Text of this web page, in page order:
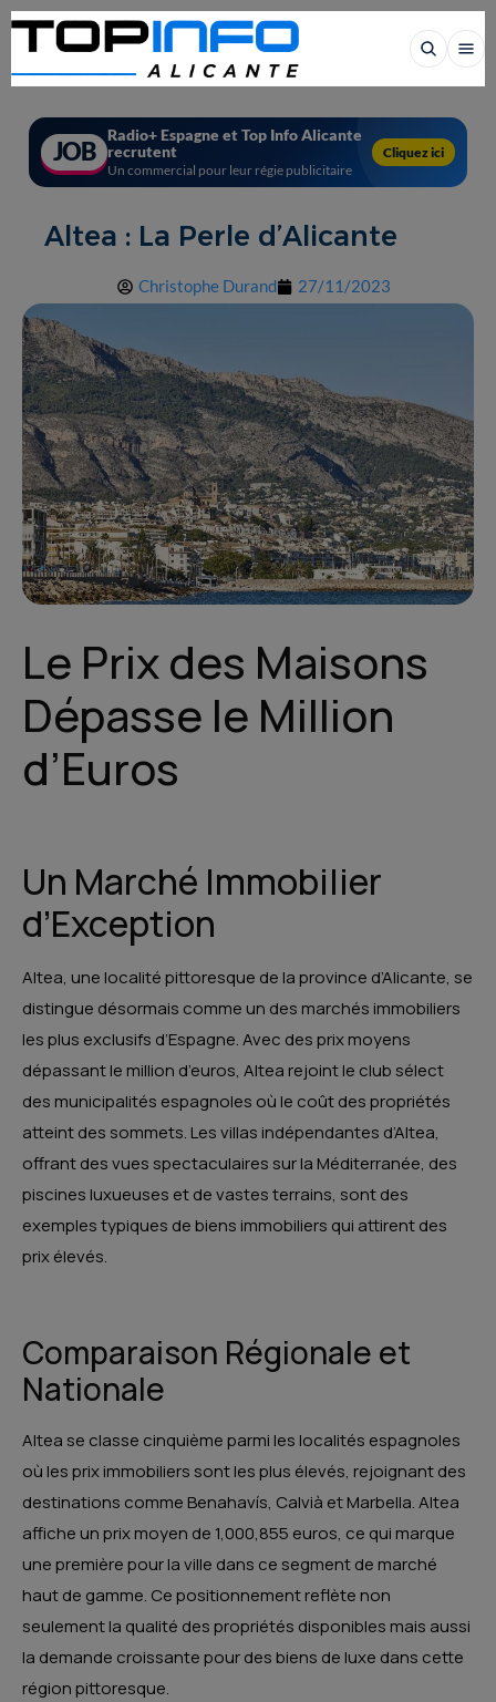
JOB
Radio+ Espagne et Top Info Alicante
recrutent
Un commercial pour leur régie publicitaire
Cliquez ici
Altea : La Perle d’Alicante
Christophe Durand 27/11/2023
Le Prix des Maisons
Dépasse le Million
d’Euros
Un Marché Immobilier
d’Exception
Altea, une localité pittoresque de la province d’Alicante, se
distingue désormais comme un des marchés immobiliers
les plus exclusifs d’Espagne. Avec des prix moyens
dépassant le million d’euros, Altea rejoint le club sélect
des municipalités espagnoles où le coût des propriétés
atteint des sommets. Les villas indépendantes d’Altea,
offrant des vues spectaculaires sur la Méditerranée, des
piscines luxueuses et de vastes terrains, sont des
exemples typiques de biens immobiliers qui attirent des
prix élevés​​.
Comparaison Régionale et
Nationale
Altea se classe cinquième parmi les localités espagnoles
où les prix immobiliers sont les plus élevés, rejoignant des
destinations comme Benahavís, Calvià et Marbella. Altea
affiche un prix moyen de 1,000,855 euros, ce qui marque
une première pour la ville dans ce segment de marché
haut de gamme. Ce positionnement reflète non
seulement la qualité des propriétés disponibles mais aussi
la demande croissante pour des biens de luxe dans cette
région pittoresque​​​​.